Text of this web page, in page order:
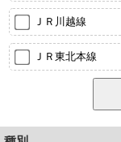
ＪＲ川越線
ＪＲ東北本線